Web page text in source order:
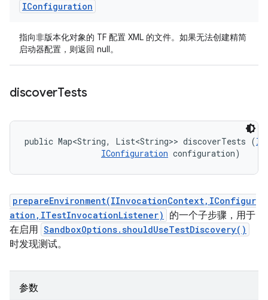
IConfiguration
指向非版本化对象的 TF 配置 XML 的文件。如果无法创建精简
启动器配置，则返回 null。
discoverTests
public Map<String, List<String>> discoverTests (
IConfiguration configuration)
prepareEnvironment(IInvocationContext,IConfigur
ation,ITestInvocationListener)
的一个子步骤，用于
在启用 SandboxOptions.shouldUseTestDiscovery()
时发现测试。
参数